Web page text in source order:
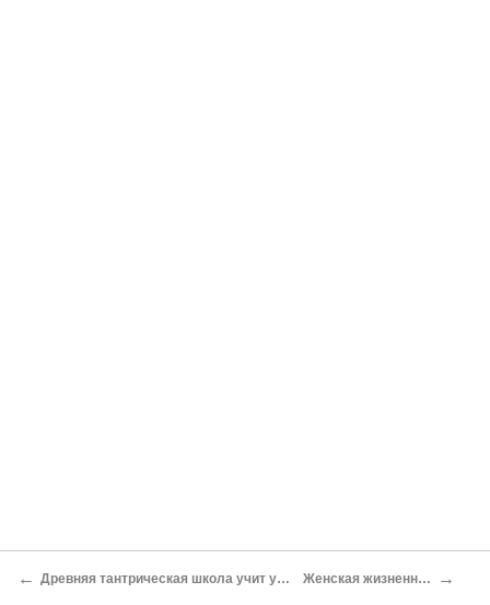
← Древняя тантрическая школа учит управлять энергией Женская жизненная энергия →